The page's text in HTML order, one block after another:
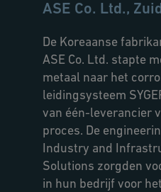
ASE Co. Ltd.,
De Koreaanse
ASE Co. Ltd. stapte
metaal naar het
leidingsysteem
van één-leverancier
proces. De
Industry and
Solutions zorgden
in hun bedrijf voor